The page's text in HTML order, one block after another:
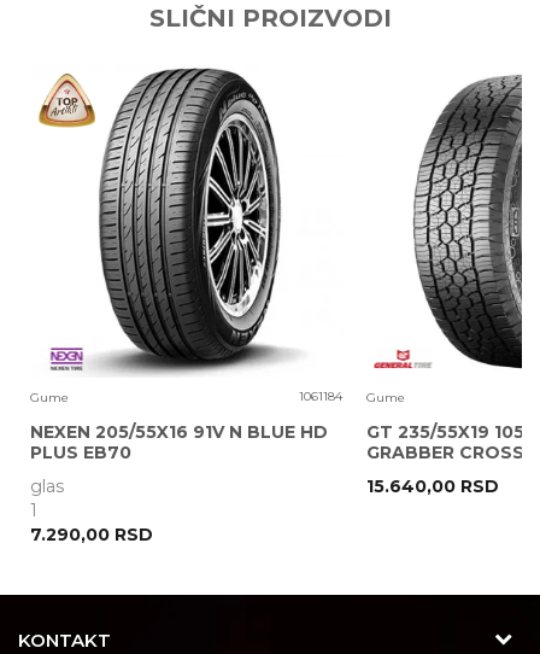
SLIČNI PROIZVODI
Gume 1061184
NEXEN 205/55X16 91V N BLUE HD
PLUS EB70
glas
1
7.290,00 RSD
Gume
GT 235/55X19 105V
GRABBER CROSS
15.640,00 RSD
KONTAKT